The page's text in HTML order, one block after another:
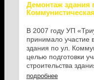
Демонтаж здания
В 2007 году УП
принимало участие
здания по ул.
целью подготовки
строительства
«Триумфальная
подробнее